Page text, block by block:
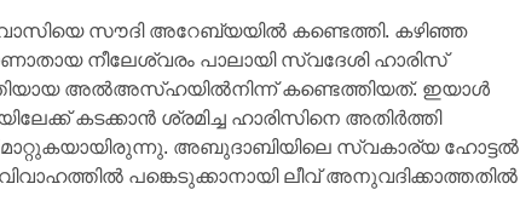
സൗദി അറേബ്യയിൽ കണ്ടെത്തി. കഴിഞ്ഞ
നീലേശ്വരം പാലായി സ്വദേശി ഹാരിസ്
അല്‍അസ്ഹയില്‍നിന്ന് കണ്ടെത്തിയത്. ഇയാൾ
കടക്കാന്‍ ശ്രമിച്ച ഹാരിസിനെ അതിര്‍ത്തി
അബുദാബിയിലെ സ്വകാര്യ ഹോട്ടല്‍
പങ്കെടുക്കാനായി ലീവ് അനുവദിക്കാത്തതില്‍